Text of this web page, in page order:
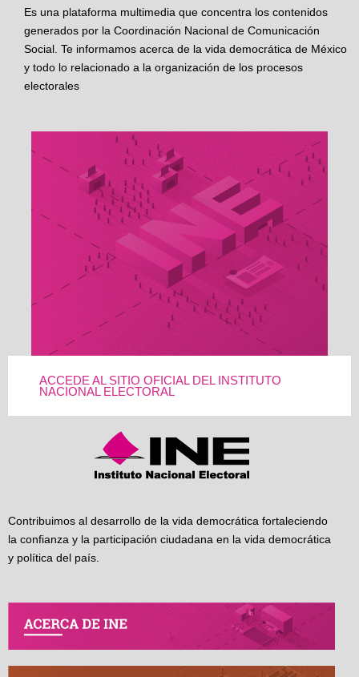
Es una plataforma multimedia que concentra los contenidos
generados por la Coordinación Nacional de Comunicación
Social. Te informamos acerca de la vida democrática de México
y todo lo relacionado a la organización de los procesos
electorales
ACCEDE AL SITIO OFICIAL DEL INSTITUTO
NACIONAL ELECTORAL
Contribuimos al desarrollo de la vida democrática fortaleciendo
la confianza y la participación ciudadana en la vida democrática
y política del país.